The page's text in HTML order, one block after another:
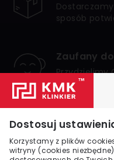
Dostosuj
Korzystamy z plików
witryny (cookies
sposób
Zaufany
Przydzielimy
który
zakupy.
Numer 1 w
Jesteśmy
klinkieru w